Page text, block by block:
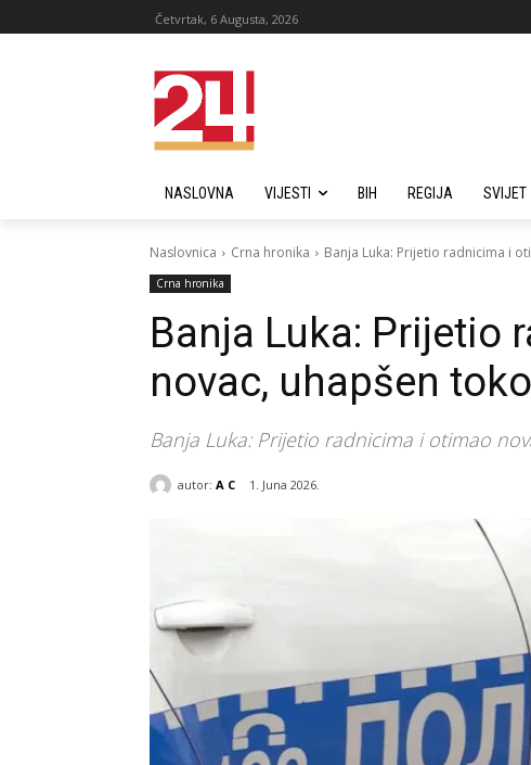
Četvrtak, 6 Augusta, 2026
NASLOVNA VIJESTI BIH REGIJA SVIJET
Naslovnica Crna hronika Banja Luka: Prijetio radnicima i
Crna hronika
Banja Luka: Prijetio
novac, uhapšen
Banja Luka: Prijetio radnicima i otimao
autor: A C 1. Juna 2026.